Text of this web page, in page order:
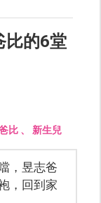
比的6堂
比 、新生兒
，昱志爸
，回到家